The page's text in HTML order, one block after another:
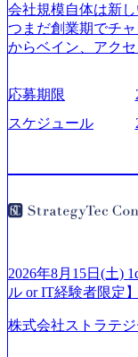
会社規模自体は新
つまだ創業期でチ
からベイン、アク
が続々ジョインす
事業会社機能へ携
生、メディアなど
業、通信業界に強
く予定 インセンテ
始～ 2026年8月7日(
ご応募いただいて
だいたご応募者様
ご案内とさせてい
についてご連絡さ
応募期限
スケジュール
2026年8月15日(土)
ル or IT経験者限定】
株式会社ストラテ